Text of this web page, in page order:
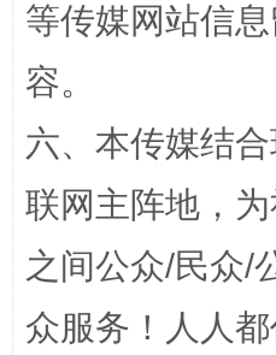
网上购药对药下症？
等传媒网站信
容。
六、本传媒结
联网主阵地，
之间公众/民众/
众服务！人人都